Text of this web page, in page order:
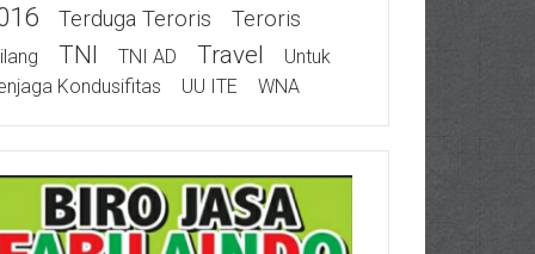
Terduga Teroris Teroris
TNI TNI AD Travel
Untuk
Kondusifitas
UU ITE WNA